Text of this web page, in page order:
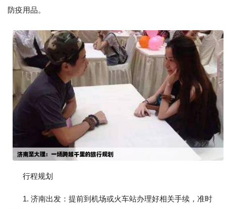
防疫用品。
行程规划
1. 济南出发：提前到机场或火车站办理好相关手续，准时